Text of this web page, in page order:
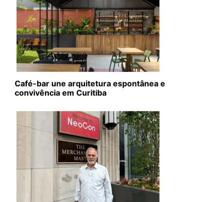
Café-bar une arquitetura espontânea e
convivência em Curitiba